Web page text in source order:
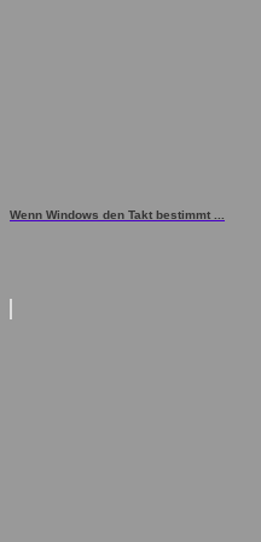
Wenn Windows den Takt bestimmt ...